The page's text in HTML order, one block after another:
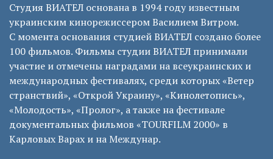
Студия ВИАТЕЛ основана в 1994 году известным
украинским кинорежиссером Василием Витром.
С момента основания студией ВИАТЕЛ создано более
100 фильмов. Фильмы студии ВИАТЕЛ принимали
участие и отмечены наградами на всеукраинских и
международных фестивалях, среди которых «Ветер
странствий», «Открой Украину», «Кинолетопись»,
«Молодость», «Пролог», а также на фестивале
документальных фильмов «TOURFILM 2000» в
Карловых Варах и на Междунар.